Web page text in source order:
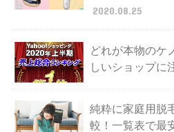
2020.08.25
どれが本物のケ
しいショップに
純粋に家庭用脱
較！一覧表で最